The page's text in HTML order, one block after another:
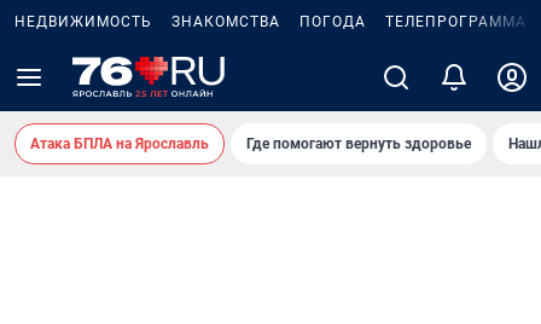
НЕДВИЖИМОСТЬ ЗНАКОМСТВА ПОГОДА ТЕЛЕПРОГРАММА
Атака БПЛА на Ярославль Где помогают вернуть здоровье